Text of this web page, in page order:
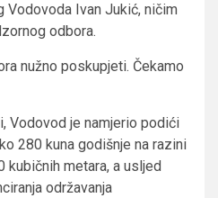
Vodovoda Ivan Jukić, ničim
odbora.
nužno poskupjeti. Čekamo
Vodovod je namjerio podići
280 kuna godišnje na razini
metara, a usljed
održavanja